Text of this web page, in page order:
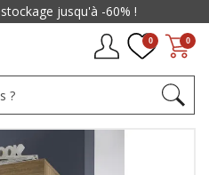
0
0
jusqu'à -60% !